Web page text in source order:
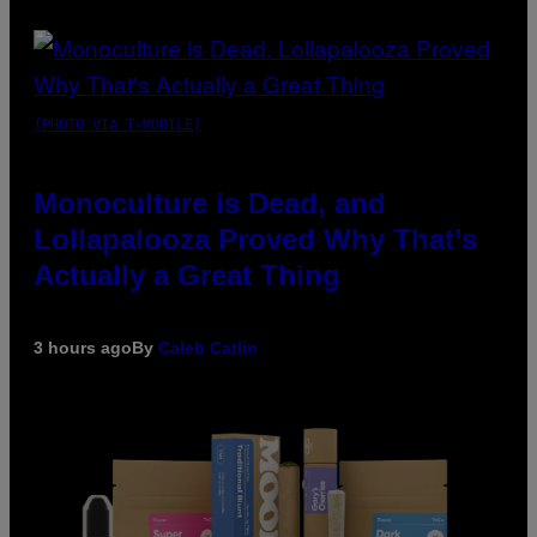
(PHOTO VIA T-MOBILE)
Monoculture is Dead, and
Lollapalooza Proved Why That’s
Actually a Great Thing
3 hours agoBy Caleb Catlin